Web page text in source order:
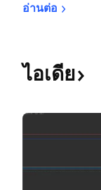
อ่านต่อ
ไอเดีย